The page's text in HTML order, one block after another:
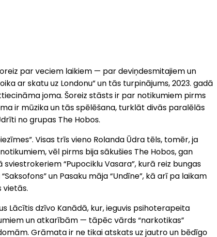
par veciem laikiem — par deviņdesmitajiem un
ar skatu uz Londonu” un tās turpinājums, 2023. gadā
joma. Šoreiz stāsts ir par notikumiem pirms
ir mūzika un tās spēlēšana, turklāt divās paralēlās
no grupas The Hobos.
Visas trīs vieno Rolanda Ūdra tēls, tomēr, ja
vēl pirms bija sākušies The Hobos, gan
“Pupociklu Vasara”, kurā reiz bungas
un Pasaku māja “Undīne”, kā arī pa laikam
vietās.
Lācītis dzīvo Kanādā, kur, ieguvis psihoterapeita
un atkarībām — tāpēc vārds “narkotikas”
Grāmata ir ne tikai atskats uz jautro un bēdīgo